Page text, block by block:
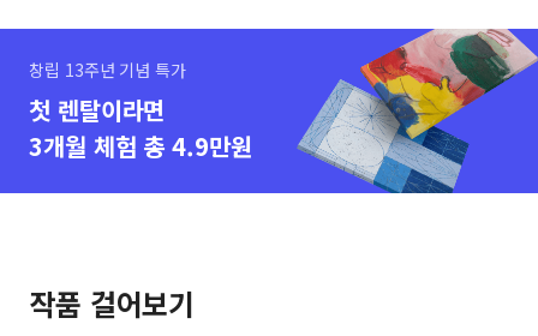
창립 13주년 기념 특가
첫 렌탈이라면
3개월 체험 총 4.9만원
작품 걸어보기